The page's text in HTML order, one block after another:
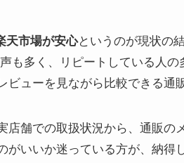
天市場が安心というのが現状の
も多く、リピートしている人
ビューを見ながら比較できる通
店舗での取扱状況から、通販の
いいか迷っている方が、納得